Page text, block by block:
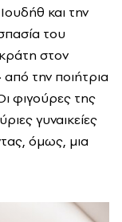
και την
του
στον
την ποιήτρια
φιγούρες της
γυναικείες
όμως, μια